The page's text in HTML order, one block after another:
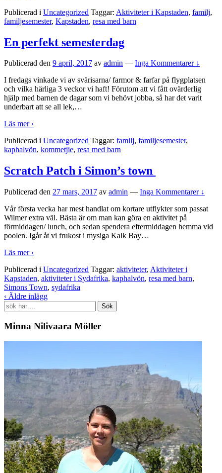
Publicerad i Uncategorized Taggar: Aktiviteter i Kapstaden, familj,
familjesemester, Kapstaden, resa med barn
En perfekt semesterdag
Publicerad den 9 april, 2017 av admin — Inga Kommentarer ↓
I fredags vinkade vi av svärisarna/ farmor & farfar på flygplatsen
och vilka härliga 3 veckor vi haft! Förutom att vi fått ovärderlig
hjälp med barnen de dagar som vi behövt jobba, så har det varit
underbart att se all lek,…
Läs mer ›
Publicerad i Uncategorized Taggar: familj, familjesemester,
kaphalvön, kommetjie, resa med barn
Scratch Patch i Simon’s town
Publicerad den 27 mars, 2017 av admin — Inga Kommentarer ↓
Vår första vecka har mest handlat om kortare utflykter som passat
Wilmer extra väl. Bästa är om man kan göra en aktivitet på
förmiddagen/ lunch, och sedan spendera eftermiddagen hemma vid
poolen. Igår åt vi frukost i mysiga Kalk Bay…
Läs mer ›
Publicerad i Uncategorized Taggar: aktiviteter, Aktiviteter i
Kapstaden, aktiviteter i Sydafrika, kaphalvön, resa med barn,
Simons Town, sydafrika
‹ Äldre inlägg
Search
for:
Minna Nilivaara Möller